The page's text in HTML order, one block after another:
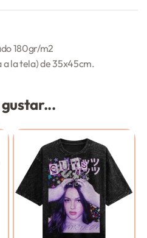
180gr/m2
la tela) de 35x45cm.